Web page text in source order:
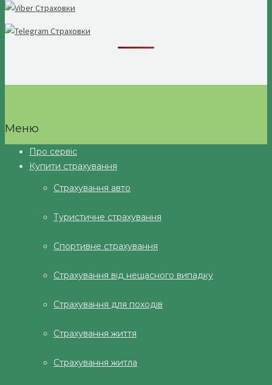
Меню
Про сервіс
Купити страхування
Страхування авто
Туристичне страхування
Спортивне страхування
Страхування від нещасного випадку
Страхування для походів
Страхування життя
Страхування житла